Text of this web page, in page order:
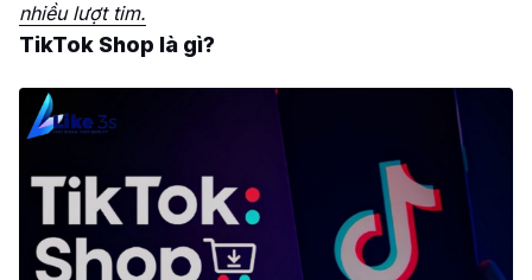
nhiều lượt tim.
TikTok Shop là gì?